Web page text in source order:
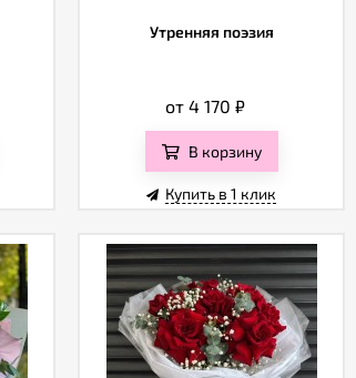
Утренняя поэзия
от 4 170 ₽
В корзину
Купить в 1 клик